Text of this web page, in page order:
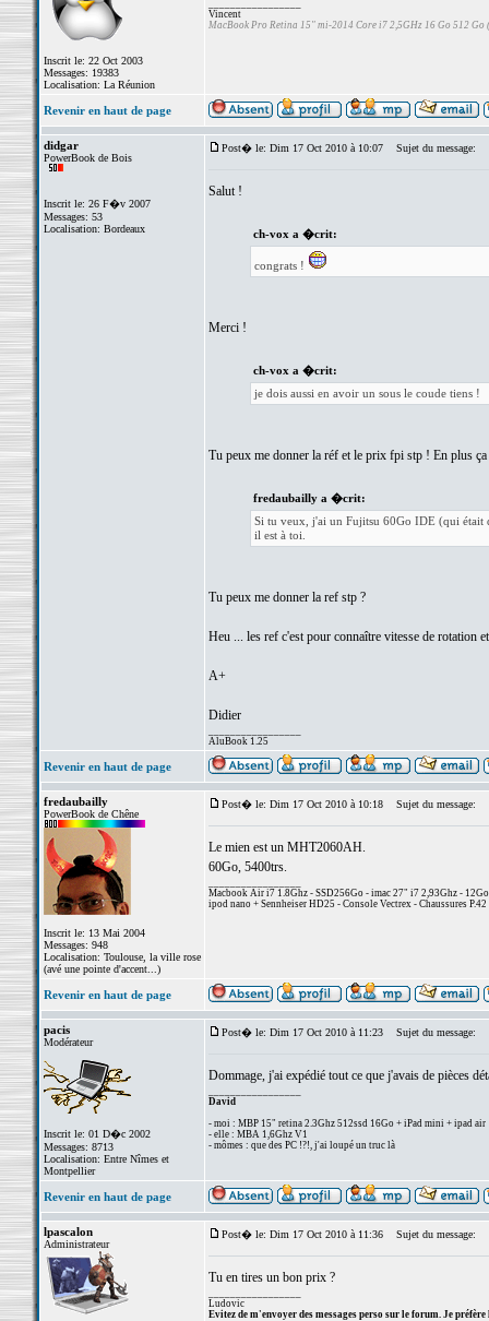
Inscrit le: 22 Oct 2003
Messages: 19383
Localisation: La Réunion
Vincent
MacBook Pro Retina 15" mi-2014 Core i7 2,5GHz 16 Go 512 Go
Revenir en haut de page
didgar
PowerBook de Bois
Inscrit le: 26 F�v 2007
Messages: 53
Localisation: Bordeaux
Post� le: Dim 17 Oct 2010 à 10:07 Sujet du message:
Salut !
ch-vox a �crit:
congrats !
Merci !
ch-vox a �crit:
je dois aussi en avoir un sous le coude tiens !
Tu peux me donner la réf et le prix fpi stp ! En plus
fredaubailly a �crit:
Si tu veux, j'ai un Fujitsu 60Go IDE (qui
il est à toi.
Tu peux me donner la ref stp ?
Heu ... les ref c'est pour connaître vitesse de rotation
A+
Didier
AluBook 1.25
Revenir en haut de page
fredaubailly
PowerBook de Chêne
Inscrit le: 13 Mai 2004
Messages: 948
Localisation: Toulouse, la ville rose
(avé une pointe d'accent...)
Post� le: Dim 17 Oct 2010 à 10:18 Sujet du message:
Le mien est un MHT2060AH.
60Go, 5400trs.
Macbook Air i7 1.8Ghz - SSD256Go - imac 27" i7 2,93Ghz -
ipod nano + Sennheiser HD25 - Console Vectrex - Chaussures
Revenir en haut de page
pacis
Modérateur
Inscrit le: 01 D�c 2002
Messages: 8713
Localisation: Entre Nîmes et
Montpellier
Post� le: Dim 17 Oct 2010 à 11:23 Sujet du message:
Dommage, j'ai expédié tout ce que j'avais de pièces
David
- moi : MBP 15" retina 2.3Ghz 512ssd 16Go + iPad mini + ipad air
- elle : MBA 1,6Ghz V1
- mômes : que des PC !?!, j'ai loupé un truc là
Revenir en haut de page
lpascalon
Administrateur
Post� le: Dim 17 Oct 2010 à 11:36 Sujet du message:
Tu en tires un bon prix ?
Ludovic
Evitez de m'envoyer des messages perso sur le forum. Je préfère